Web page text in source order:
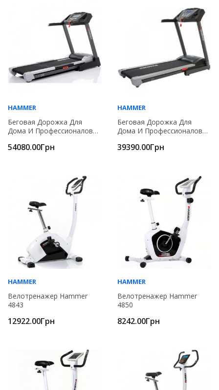
HAMMER
Беговая Дорожка Для
Дома И Профессионалов
54080.00Грн
HAMMER
Беговая Дорожка Для
Дома И Профессионалов
39390.00Грн
HAMMER
Велотренажер Hammer
4843
12922.00Грн
HAMMER
Велотренажер Hammer
4850
8242.00Грн